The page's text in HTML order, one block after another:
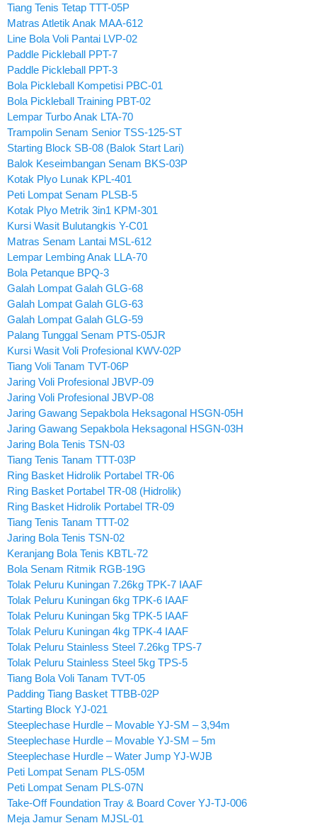
Tiang Tenis Tetap TTT-05P
Matras Atletik Anak MAA-612
Line Bola Voli Pantai LVP-02
Paddle Pickleball PPT-7
Paddle Pickleball PPT-3
Bola Pickleball Kompetisi PBC-01
Bola Pickleball Training PBT-02
Lempar Turbo Anak LTA-70
Trampolin Senam Senior TSS-125-ST
Starting Block SB-08 (Balok Start Lari)
Balok Keseimbangan Senam BKS-03P
Kotak Plyo Lunak KPL-401
Peti Lompat Senam PLSB-5
Kotak Plyo Metrik 3in1 KPM-301
Kursi Wasit Bulutangkis Y-C01
Matras Senam Lantai MSL-612
Lempar Lembing Anak LLA-70
Bola Petanque BPQ-3
Galah Lompat Galah GLG-68
Galah Lompat Galah GLG-63
Galah Lompat Galah GLG-59
Palang Tunggal Senam PTS-05JR
Kursi Wasit Voli Profesional KWV-02P
Tiang Voli Tanam TVT-06P
Jaring Voli Profesional JBVP-09
Jaring Voli Profesional JBVP-08
Jaring Gawang Sepakbola Heksagonal HSGN-05H
Jaring Gawang Sepakbola Heksagonal HSGN-03H
Jaring Bola Tenis TSN-03
Tiang Tenis Tanam TTT-03P
Ring Basket Hidrolik Portabel TR-06
Ring Basket Portabel TR-08 (Hidrolik)
Ring Basket Hidrolik Portabel TR-09
Tiang Tenis Tanam TTT-02
Jaring Bola Tenis TSN-02
Keranjang Bola Tenis KBTL-72
Bola Senam Ritmik RGB-19G
Tolak Peluru Kuningan 7.26kg TPK-7 IAAF
Tolak Peluru Kuningan 6kg TPK-6 IAAF
Tolak Peluru Kuningan 5kg TPK-5 IAAF
Tolak Peluru Kuningan 4kg TPK-4 IAAF
Tolak Peluru Stainless Steel 7.26kg TPS-7
Tolak Peluru Stainless Steel 5kg TPS-5
Tiang Bola Voli Tanam TVT-05
Padding Tiang Basket TTBB-02P
Starting Block YJ-021
Steeplechase Hurdle – Movable YJ-SM – 3,94m
Steeplechase Hurdle – Movable YJ-SM – 5m
Steeplechase Hurdle – Water Jump YJ-WJB
Peti Lompat Senam PLS-05M
Peti Lompat Senam PLS-07N
Take-Off Foundation Tray & Board Cover YJ-TJ-006
Meja Jamur Senam MJSL-01